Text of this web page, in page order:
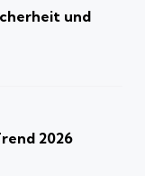
und
2026